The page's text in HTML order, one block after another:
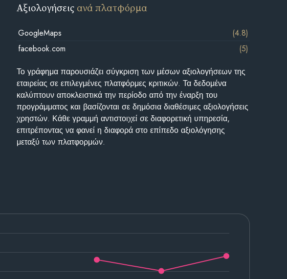
Αξιολογήσεις ανά πλατφόρμα
GoogleMaps
(4.8)
facebook.com
(5)
Το γράφημα παρουσιάζει σύγκριση των μέσων αξιολογήσεων της
εταιρείας σε επιλεγμένες πλατφόρμες κριτικών. Τα δεδομένα
καλύπτουν αποκλειστικά την περίοδο από την έναρξη του
προγράμματος και βασίζονται σε δημόσια διαθέσιμες αξιολογήσεις
χρηστών. Κάθε γραμμή αντιστοιχεί σε διαφορετική υπηρεσία,
επιτρέποντας να φανεί η διαφορά στο επίπεδο αξιολόγησης
μεταξύ των πλατφορμών.